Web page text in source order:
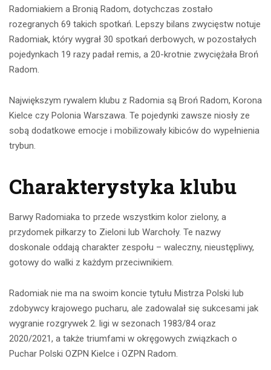
Radomiakiem a Bronią Radom, dotychczas zostało
rozegranych 69 takich spotkań. Lepszy bilans zwycięstw notuje
Radomiak, który wygrał 30 spotkań derbowych, w pozostałych
pojedynkach 19 razy padał remis, a 20-krotnie zwyciężała Broń
Radom.
Największym rywalem klubu z Radomia są Broń Radom, Korona
Kielce czy Polonia Warszawa. Te pojedynki zawsze niosły ze
sobą dodatkowe emocje i mobilizowały kibiców do wypełnienia
trybun.
Charakterystyka klubu
Barwy Radomiaka to przede wszystkim kolor zielony, a
przydomek piłkarzy to Zieloni lub Warchoły. Te nazwy
doskonale oddają charakter zespołu – waleczny, nieustępliwy,
gotowy do walki z każdym przeciwnikiem.
Radomiak nie ma na swoim koncie tytułu Mistrza Polski lub
zdobywcy krajowego pucharu, ale zadowalał się sukcesami jak
wygranie rozgrywek 2. ligi w sezonach 1983/84 oraz
2020/2021, a także triumfami w okręgowych związkach o
Puchar Polski OZPN Kielce i OZPN Radom.